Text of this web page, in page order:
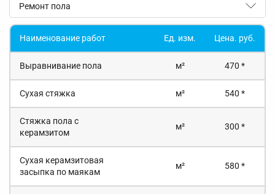
Ремонт пола
Наименование работ Ед. изм. Цена. руб.
Выравнивание пола м² 470 *
Сухая стяжка м² 540 *
Стяжка пола с
керамзитом
м² 300 *
Сухая керамзитовая
засыпка по маякам
м² 580 *